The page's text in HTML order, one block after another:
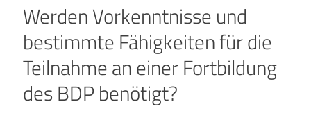
Werden Vorkenntnisse und
bestimmte Fähigkeiten für die
Teilnahme an einer Fortbildung
des BDP benötigt?